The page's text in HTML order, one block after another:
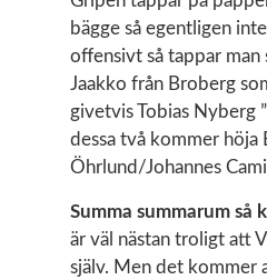
bägge så egentligen
offensivt så tappar man
Jaakko från Broberg
givetvis Tobias Nyberg
dessa två kommer höja
Öhrlund/Johannes
Summa summarum så
är väl nästan troligt att
själv. Men det kommer